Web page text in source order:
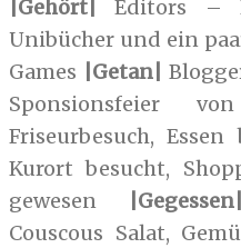
|Gehört|
Editors –
Unibücher und ein
Games
|Getan|
Sponsionsfeier
Friseurbesuch,
Kurort besucht,
gewesen |Gegessen|
Couscous Salat,